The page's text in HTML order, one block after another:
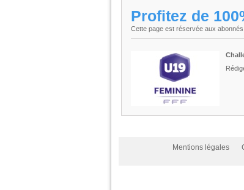
Profitez de
Cette page est réservée aux abonnés.
Mentions légales